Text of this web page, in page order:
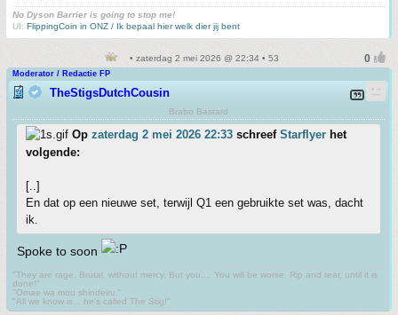
No Dyson Barrier is going to stop me!
UI: FlippingCoin in ONZ / Ik bepaal hier welk dier jij bent
• zaterdag 2 mei 2026 @ 22:34 • 53
Moderator / Redactie FP
TheStigsDutchCousin
Brabo Bastard
Op zaterdag 2 mei 2026 22:33 schreef Starflyer het
volgende:
[..]
En dat op een nieuwe set, terwijl Q1 een gebruikte set was, dacht
ik.
Spoke to soon
"They are rage. Brutal, without mercy. But you.... You will be worse. Rip and tear, until it is
done!"
"Omae wa mou shindeiru."
"All we know is... he's called The Stig!"